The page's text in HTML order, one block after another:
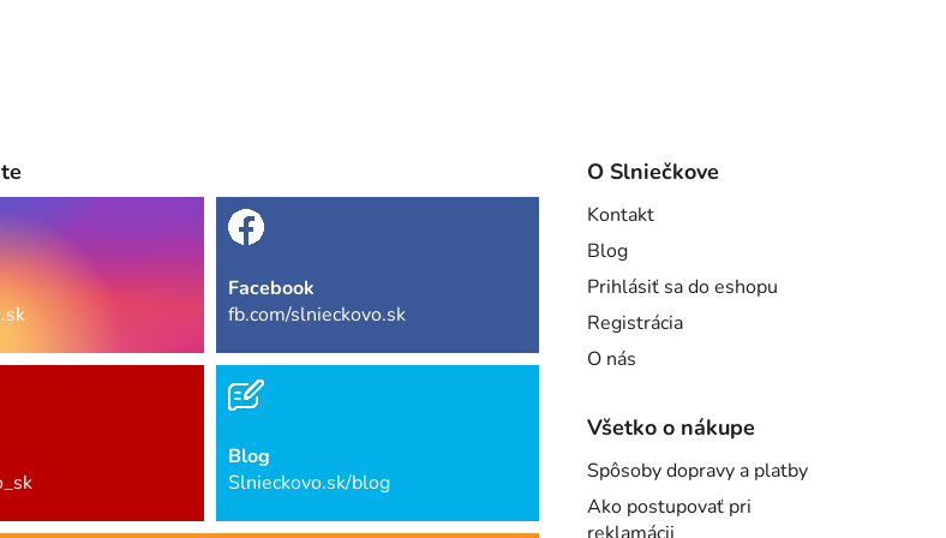
Facebook
fb.com/slnieckovo.sk
Blog
Slnieckovo.sk/blog
O Slniečkove
Kontakt
Blog
Prihlásiť sa do eshopu
Registrácia
O nás
Všetko o nákupe
Spôsoby dopravy a platby
Ako postupovať pri